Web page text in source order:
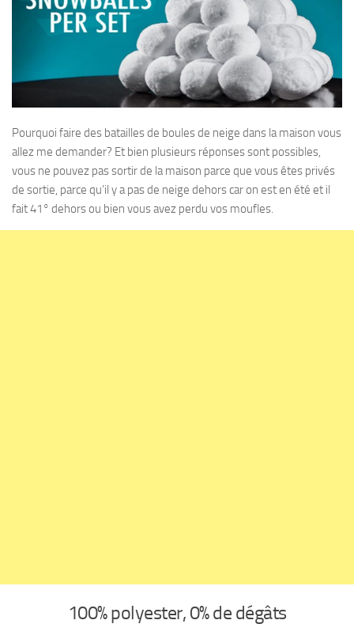
Pourquoi faire des batailles de boules de neige dans la maison vous
allez me demander? Et bien plusieurs réponses sont possibles,
vous ne pouvez pas sortir de la maison parce que vous êtes privés
de sortie, parce qu’il y a pas de neige dehors car on est en été et il
fait 41° dehors ou bien vous avez perdu vos moufles.
100% polyester, 0% de dégâts